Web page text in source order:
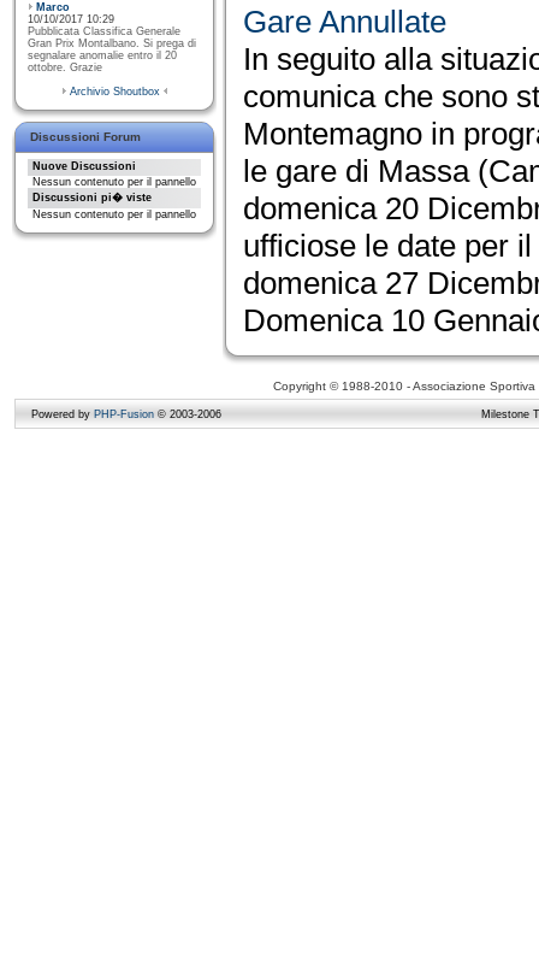
Marco
10/10/2017 10:29
Pubblicata Classifica Generale
Gran Prix Montalbano. Si prega di
segnalare anomalie entro il 20
ottobre. Grazie
Archivio Shoutbox
Discussioni Forum
Nuove Discussioni
Nessun contenuto per il pannello
Discussioni pi� viste
Nessun contenuto per il pannello
Gare Annullate
In seguito alla
comunica che sono
Montemagno in
le gare di Massa
domenica 20
ufficiose le date per
domenica 27
Domenica 10
Copyright © 1988-2010 - Associazione
Powered by PHP-Fusion © 2003-2006 Milestone